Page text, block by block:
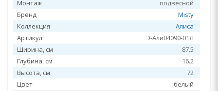
Монтаж
подвесной
Бренд
Misty
Коллекция
Алиса
Артикул
Э-Али04090-01Л
Ширина, см
87.5
Глубина, см
16.2
Высота, см
72
Цвет
белый